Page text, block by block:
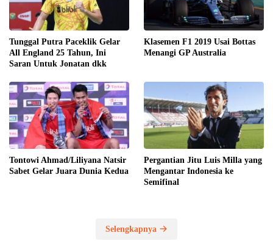
Tunggal Putra Paceklik Gelar
All England 25 Tahun, Ini
Saran Untuk Jonatan dkk
Klasemen F1 2019 Usai Bottas
Menangi GP Australia
Tontowi Ahmad/Liliyana Natsir
Sabet Gelar Juara Dunia Kedua
Pergantian Jitu Luis Milla yang
Mengantar Indonesia ke
Semifinal
Selengkapnya